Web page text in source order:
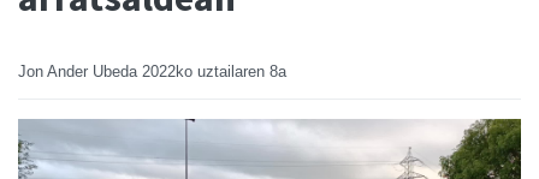
Jon Ander Ubeda 2022ko uztailaren 8a